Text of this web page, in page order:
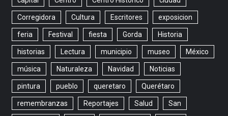
Corregidora Cultura Escritores exposicion
feria Festival fiesta Gorda Historia
historias Lectura municipio museo México
música Naturaleza Navidad Noticias
pintura pueblo queretaro Querétaro
remembranzas Reportajes Salud San